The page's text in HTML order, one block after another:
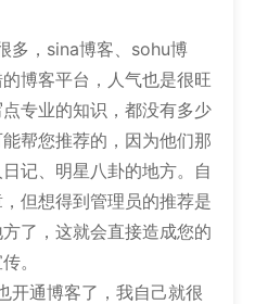
，sina博客、sohu博
博客平台，人气也是很旺
专业的知识，都没有多少
帮您推荐的，因为他们那
记、明星八卦的地方。自
但想得到管理员的推荐是
了，这就会直接造成您的
。
通博客了，我自己就很